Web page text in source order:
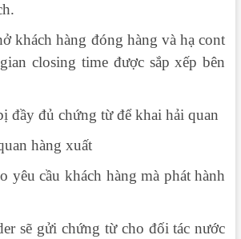
khách hàng đóng hàng và hạ cont
closing time được sắp xếp bên
đầy đủ chứng từ để khai hải quan
hàng xuất
yêu cầu khách hàng mà phát hành
sẽ gửi chứng từ cho đối tác nước